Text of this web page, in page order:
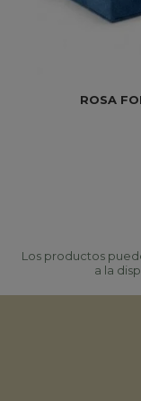
ROSA
Los productos
a la